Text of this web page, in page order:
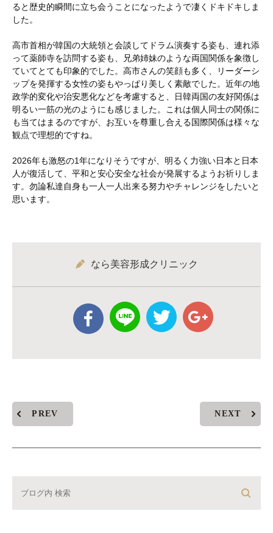
ると歴史的瞬間に立ち会うことになったようで凄くドキドキしま
した。
高市首相が韓国の大統領と会談してドラム演奏する姿も、連れ添
って薬師寺を訪問する姿も、兄弟姉妹のような両国関係を象徴し
ていてとても印象的でした。高市さんの笑顔も多く、リーダーシ
ップを発揮する女性の姿もやっぱり美しく素敵でした。近年の地
政学的変化や治安悪化などを考慮すると、日韓両国の友好関係は
明るい一筋の光のようにも感じました。これは個人同士の関係に
も当てはまるのですが、お互いを尊重し合える国際関係は様々な
観点で理想的ですね。
2026年も激怒の1年になりそうですが、明るく力強い日本と日本
人が復活して、平和と安心安全な社会が発展するようお祈りしま
す。勿論私達自身も一人一人出来る努力やチャレンジをしたいと
思います。
なら美容形成クリニック
PREV NEXT